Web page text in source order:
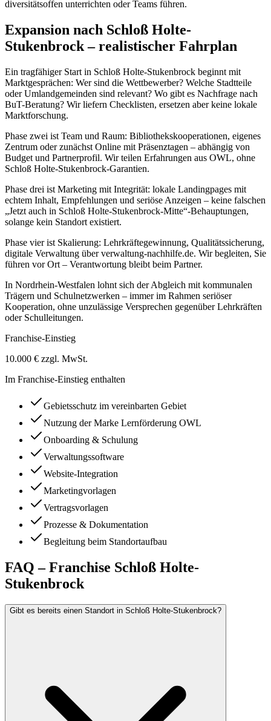
diversitätsoffen unterrichten oder Teams führen.
Expansion nach Schloß Holte-
Stukenbrock – realistischer Fahrplan
Ein tragfähiger Start in Schloß Holte-Stukenbrock beginnt mit
Marktgesprächen: Wer sind die Wettbewerber? Welche Stadtteile
oder Umlandgemeinden sind relevant? Wo gibt es Nachfrage nach
BuT-Beratung? Wir liefern Checklisten, ersetzen aber keine lokale
Marktforschung.
Phase zwei ist Team und Raum: Bibliothekskooperationen, eigenes
Zentrum oder zunächst Online mit Präsenztagen – abhängig von
Budget und Partnerprofil. Wir teilen Erfahrungen aus OWL, ohne
Schloß Holte-Stukenbrock-Garantien.
Phase drei ist Marketing mit Integrität: lokale Landingpages mit
echtem Inhalt, Empfehlungen und seriöse Anzeigen – keine falschen
„Jetzt auch in Schloß Holte-Stukenbrock-Mitte“-Behauptungen,
solange kein Standort existiert.
Phase vier ist Skalierung: Lehrkräftegewinnung, Qualitätssicherung,
digitale Verwaltung über verwaltung-nachhilfe.de. Wir begleiten, Sie
führen vor Ort – Verantwortung bleibt beim Partner.
In Nordrhein-Westfalen lohnt sich der Abgleich mit kommunalen
Trägern und Schulnetzwerken – immer im Rahmen seriöser
Kooperation, ohne unzulässige Versprechen gegenüber Lehrkräften
oder Schulleitungen.
Franchise-Einstieg
10.000 € zzgl. MwSt.
Im Franchise-Einstieg enthalten
Gebietsschutz im vereinbarten Gebiet
Nutzung der Marke Lernförderung OWL
Onboarding & Schulung
Verwaltungssoftware
Website-Integration
Marketingvorlagen
Vertragsvorlagen
Prozesse & Dokumentation
Begleitung beim Standortaufbau
FAQ – Franchise Schloß Holte-
Stukenbrock
Gibt es bereits einen Standort in Schloß Holte-Stukenbrock?